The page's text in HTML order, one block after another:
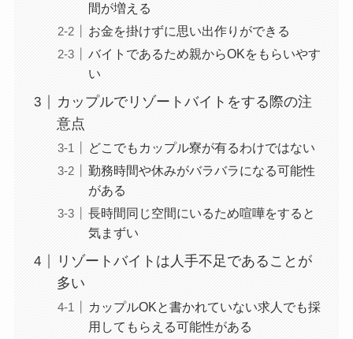
間が増える
お金を掛けずに思い出作りができる
バイトであるため親からOKをもらいやす
い
カップルでリゾートバイトをする際の注
意点
どこでもカップル寮が有るわけではない
勤務時間や休みがバラバラになる可能性
がある
長時間同じ空間にいるため喧嘩をすると
気まずい
リゾートバイトは人手不足であることが
多い
カップルOKと書かれていない求人でも採
用してもらえる可能性がある